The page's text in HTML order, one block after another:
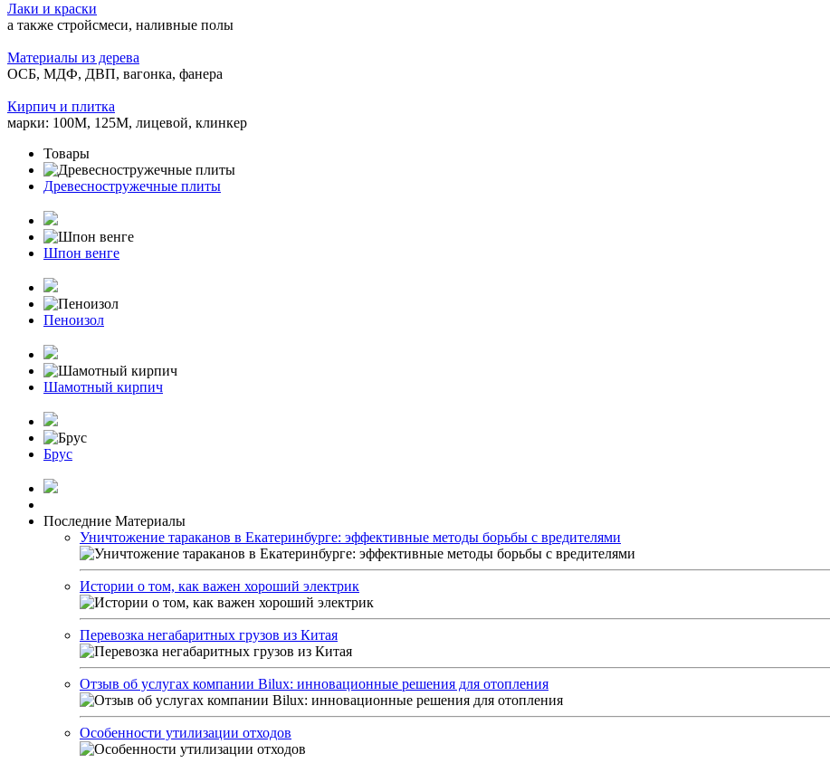
Лаки и краски
а также стройсмеси, наливные полы
Материалы из дерева
ОСБ, МДФ, ДВП, вагонка, фанера
Кирпич и плитка
марки: 100М, 125М, лицевой, клинкер
Товары
Древесностружечные плиты
Шпон венге
Пеноизол
Шамотный кирпич
Брус
Последние Материалы
Уничтожение тараканов в Екатеринбурге: эффективные методы борьбы с вредителями
Истории о том, как важен хороший электрик
Перевозка негабаритных грузов из Китая
Отзыв об услугах компании Bilux: инновационные решения для отопления
Особенности утилизации отходов